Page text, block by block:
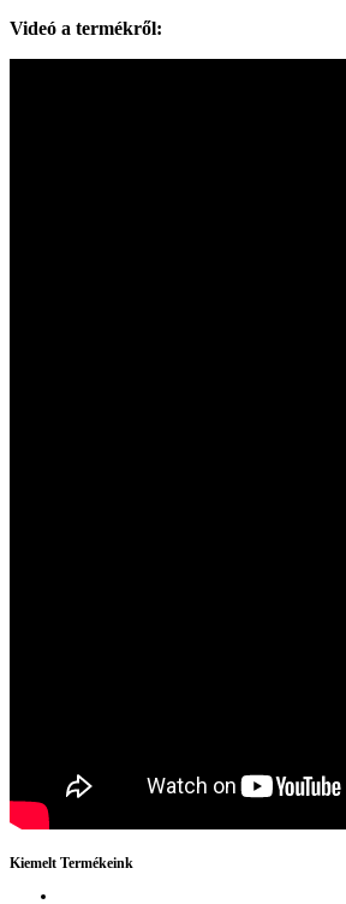
Videó a termékről:
Kiemelt Termékeink